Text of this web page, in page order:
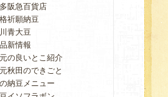
阪急百貨店
祈願納豆
青大豆
新情報
の良いとこ紹介
秋田のできごと
納豆メニュー